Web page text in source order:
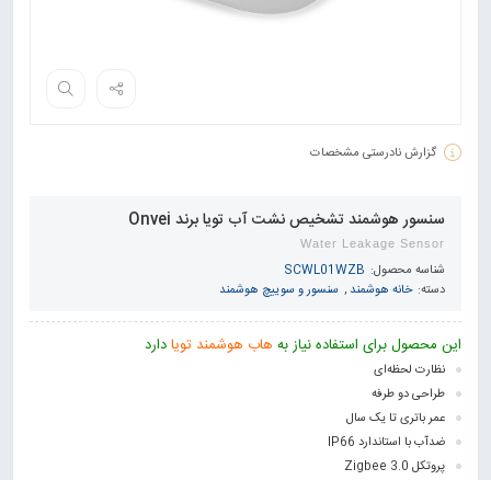
گزارش نادرستی مشخصات
سنسور هوشمند تشخیص نشت آب تویا برند Onvei
Water Leakage Sensor
شناسه محصول: SCWL01WZB
دسته: خانه هوشمند , سنسور و سوییچ هوشمند
این محصول برای استفاده نیاز به هاب هوشمند تویادارد
نظارت لحظه‌ای
طراحی دو طرفه
عمر باتری تا یک سال
ضدآب با استاندارد IP66
پروتکل Zigbee 3.0